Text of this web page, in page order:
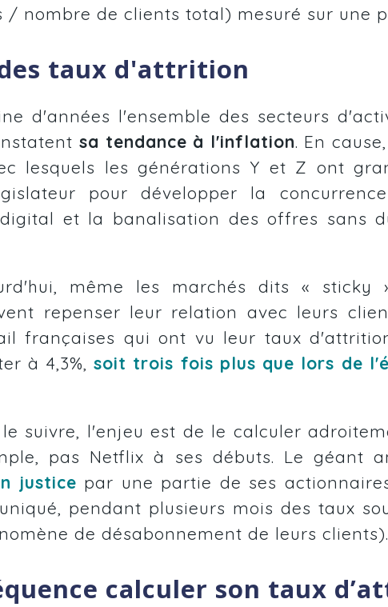
/ nombre de clients total) mesuré sur une
taux d'attrition
d'années l'ensemble des secteurs
sa tendance à l'inflation. En
lesquels les générations Y et Z ont
pour développer la
et la banalisation des offres sans
même les marchés dits « sticky
repenser leur relation avec leurs
françaises qui ont vu leur taux
à 4,3%, soit trois fois plus que lors de
suivre, l'enjeu est de le calculer
pas Netflix à ses débuts. Le géant
justice par une partie de ses
pendant plusieurs mois des taux
de désabonnement de leurs clients).
calculer son taux